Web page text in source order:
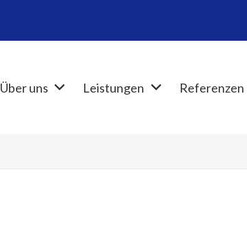
Über uns Leistungen Referenzen